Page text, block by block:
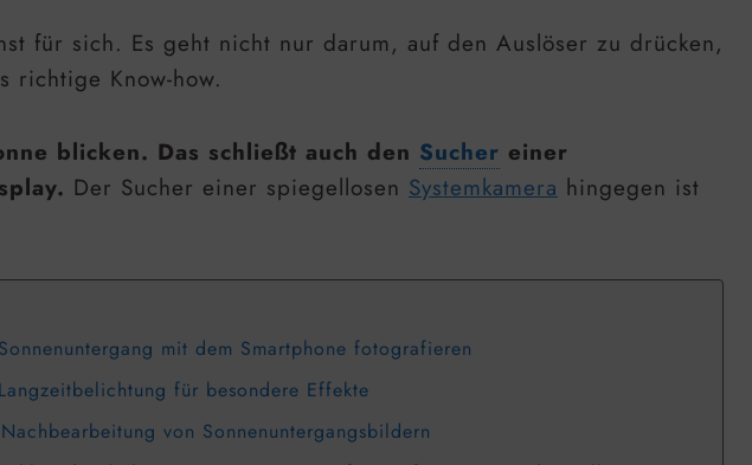
für sich. Es geht nicht nur darum, auf den Auslöser zu drücken,
richtige Know-how.
blicken. Das schließt auch den Sucher einer
Der Sucher einer spiegellosen Systemkamera hingegen ist
Sonnenuntergang mit dem Smartphone fotografieren
Langzeitbelichtung für besondere Effekte
Nachbearbeitung von Sonnenuntergangsbildern